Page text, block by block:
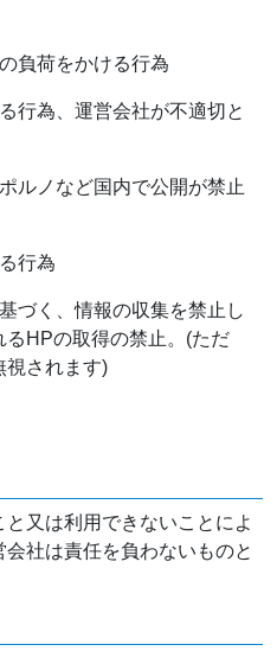
負荷をかける行為
行為、運営会社が不適切と
ルノなど国内で公開が禁止
行為
づく、情報の収集を禁止し
HPの取得の禁止。(ただ
視されます)
と又は利用できないことによ
社は責任を負わないものと